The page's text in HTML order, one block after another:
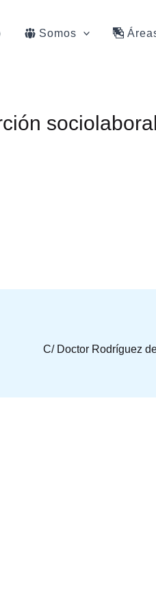
Somos
sociolaboral
C/ Doctor Rodríguez